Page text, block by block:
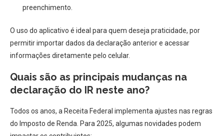
preenchimento.
O uso do aplicativo é ideal para quem deseja praticidade, por
permitir importar dados da declaração anterior e acessar
informações diretamente pelo celular.
Quais são as principais mudanças na
declaração do IR neste ano?
Todos os anos, a Receita Federal implementa ajustes nas regras
do Imposto de Renda. Para 2025, algumas novidades podem